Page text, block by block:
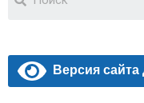
Версия